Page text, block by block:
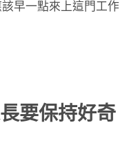
早一點來上這門工作
要保持好奇